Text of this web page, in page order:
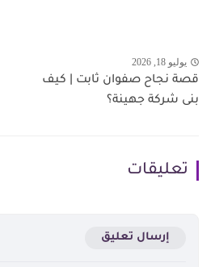
يوليو 18, 2026
قصة نجاح صفوان ثابت | كيف
بنى شركة جهينة؟
تعليقات
إرسال تعليق